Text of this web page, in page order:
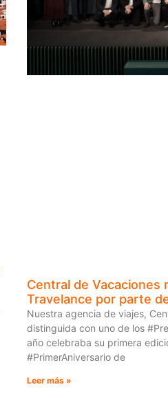
Central de Vacaciones
Travelance por parte
Nuestra agencia de viajes,
distinguida con uno de los
año celebraba su primera
#PrimerAniversario de
Leer más »